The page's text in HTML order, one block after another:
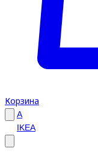
Корзина
A
IKEA